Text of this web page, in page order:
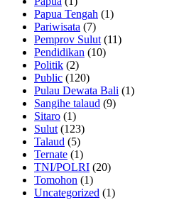
Papua Tengah (1)
Pariwisata (7)
Pemprov Sulut (11)
Pendidikan (10)
Politik (2)
Public (120)
Pulau Dewata Bali (1)
Sangihe talaud (9)
Sitaro (1)
Sulut (123)
Talaud (5)
Ternate (1)
TNI/POLRI (20)
Tomohon (1)
Uncategorized (1)